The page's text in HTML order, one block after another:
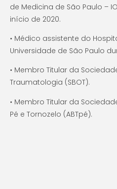
de Medicina de São Paulo –
início de 2020.
• Médico assistente do
Universidade de São Paulo
• Membro Titular da
Traumatologia (SBOT).
• Membro Titular da
Pé e Tornozelo (ABTpé).